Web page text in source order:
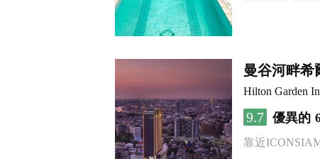
曼谷河畔希
Hilton Garden
9.7 優異的
靠近